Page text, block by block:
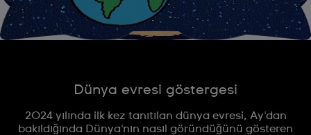
Dünya evresi göstergesi
2024 yılında ilk kez tanıtılan dünya evresi, Ay'dan
bakıldığında Dünya'nın nasıl göründüğünü gösteren